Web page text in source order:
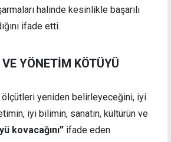
halinde kesinlikle başarılı
ifade etti.
YÖNETİM KÖTÜYÜ
ölçütleri yeniden belirleyeceğini, iyi
iyi bilimin, sanatın, kültürün ve
kovacağını” ifade eden